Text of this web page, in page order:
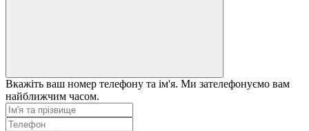
Вкажіть ваш номер телефону та ім'я. Ми зателефонуємо вам
найближчим часом.